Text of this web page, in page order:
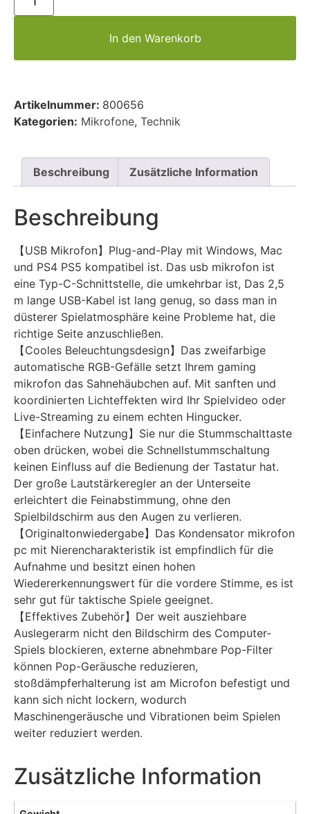
In den Warenkorb
Artikelnummer: 800656
Kategorien: Mikrofone, Technik
Beschreibung Zusätzliche Information
Beschreibung
【USB Mikrofon】Plug-and-Play mit Windows, Mac
und PS4 PS5 kompatibel ist. Das usb mikrofon ist
eine Typ-C-Schnittstelle, die umkehrbar ist, Das 2,5
m lange USB-Kabel ist lang genug, so dass man in
düsterer Spielatmosphäre keine Probleme hat, die
richtige Seite anzuschließen.
【Cooles Beleuchtungsdesign】Das zweifarbige
automatische RGB-Gefälle setzt Ihrem gaming
mikrofon das Sahnehäubchen auf. Mit sanften und
koordinierten Lichteffekten wird Ihr Spielvideo oder
Live-Streaming zu einem echten Hingucker.
【Einfachere Nutzung】Sie nur die Stummschalttaste
oben drücken, wobei die Schnellstummschaltung
keinen Einfluss auf die Bedienung der Tastatur hat.
Der große Lautstärkeregler an der Unterseite
erleichtert die Feinabstimmung, ohne den
Spielbildschirm aus den Augen zu verlieren.
【Originaltonwiedergabe】Das Kondensator mikrofon
pc mit Nierencharakteristik ist empfindlich für die
Aufnahme und besitzt einen hohen
Wiedererkennungswert für die vordere Stimme, es ist
sehr gut für taktische Spiele geeignet.
【Effektives Zubehör】Der weit ausziehbare
Auslegerarm nicht den Bildschirm des Computer-
Spiels blockieren, externe abnehmbare Pop-Filter
können Pop-Geräusche reduzieren,
stoßdämpferhalterung ist am Microfon befestigt und
kann sich nicht lockern, wodurch
Maschinengeräusche und Vibrationen beim Spielen
weiter reduziert werden.
Zusätzliche Information